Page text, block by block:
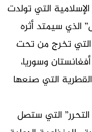
التي تولدت
الذي سيمتد أثره
التي تخرج من تحت
وسوريا،
التي صنعها
التي ستصل